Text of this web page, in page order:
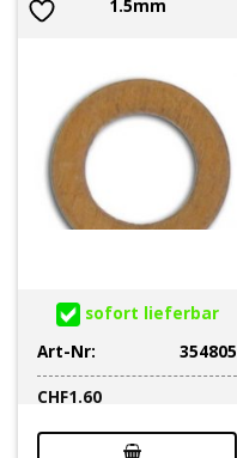
1.5mm
sofort lieferbar
Art-Nr:
354805
CHF1.60